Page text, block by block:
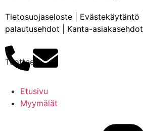
Tietosuojaseloste Evästekäytäntö
palautusehdot
Kanta-asiakasehdot
Tuotteet
Etusivu
Myymälät